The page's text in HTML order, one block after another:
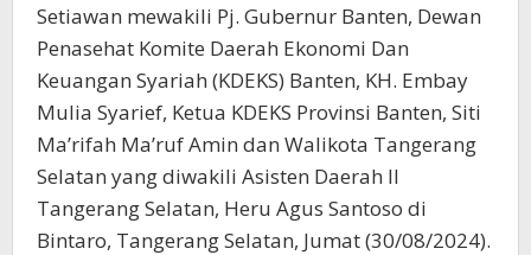
Setiawan mewakili Pj. Gubernur Banten, Dewan
Penasehat Komite Daerah Ekonomi Dan
Keuangan Syariah (KDEKS) Banten, KH. Embay
Mulia Syarief, Ketua KDEKS Provinsi Banten, Siti
Ma’rifah Ma’ruf Amin dan Walikota Tangerang
Selatan yang diwakili Asisten Daerah II
Tangerang Selatan, Heru Agus Santoso di
Bintaro, Tangerang Selatan, Jumat (30/08/2024).